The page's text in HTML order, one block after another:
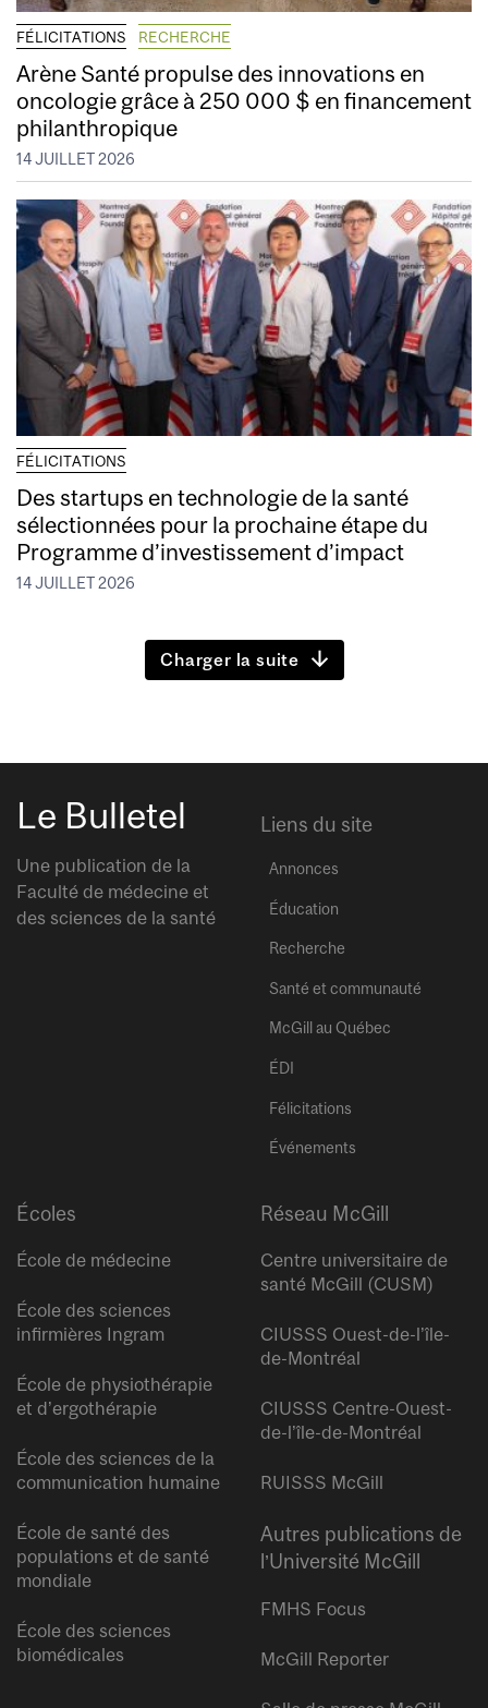
FÉLICITATIONS RECHERCHE
Arène Santé propulse des innovations en
oncologie grâce à 250 000 $ en financement
philanthropique
14 JUILLET 2026
FÉLICITATIONS
Des startups en technologie de la santé
sélectionnées pour la prochaine étape du
Programme d’investissement d’impact
14 JUILLET 2026
Charger la suite
Le Bulletel
Une publication de la
Faculté de médecine et
des sciences de la santé
Liens du site
Annonces
Éducation
Recherche
Santé et communauté
McGill au Québec
ÉDI
Félicitations
Événements
Écoles
École de médecine
École des sciences
infirmières Ingram
École de physiothérapie
et d’ergothérapie
École des sciences de la
communication humaine
École de santé des
populations et de santé
mondiale
École des sciences
biomédicales
Réseau McGill
Centre universitaire de
santé McGill (CUSM)
CIUSSS Ouest-de-l’île-
de-Montréal
CIUSSS Centre-Ouest-
de-l’île-de-Montréal
RUISSS McGill
Autres publications de
l’Université McGill
FMHS Focus
McGill Reporter